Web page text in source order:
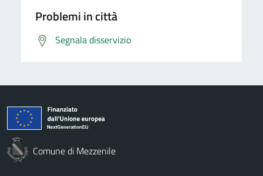
Problemi in città
Segnala disservizio
Comune di Mezzenile